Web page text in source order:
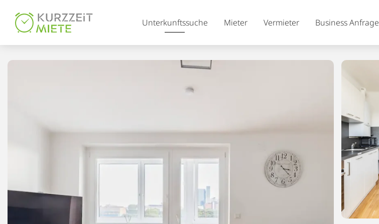
Unterkunftssuche Mieter Vermieter Business Anfrage